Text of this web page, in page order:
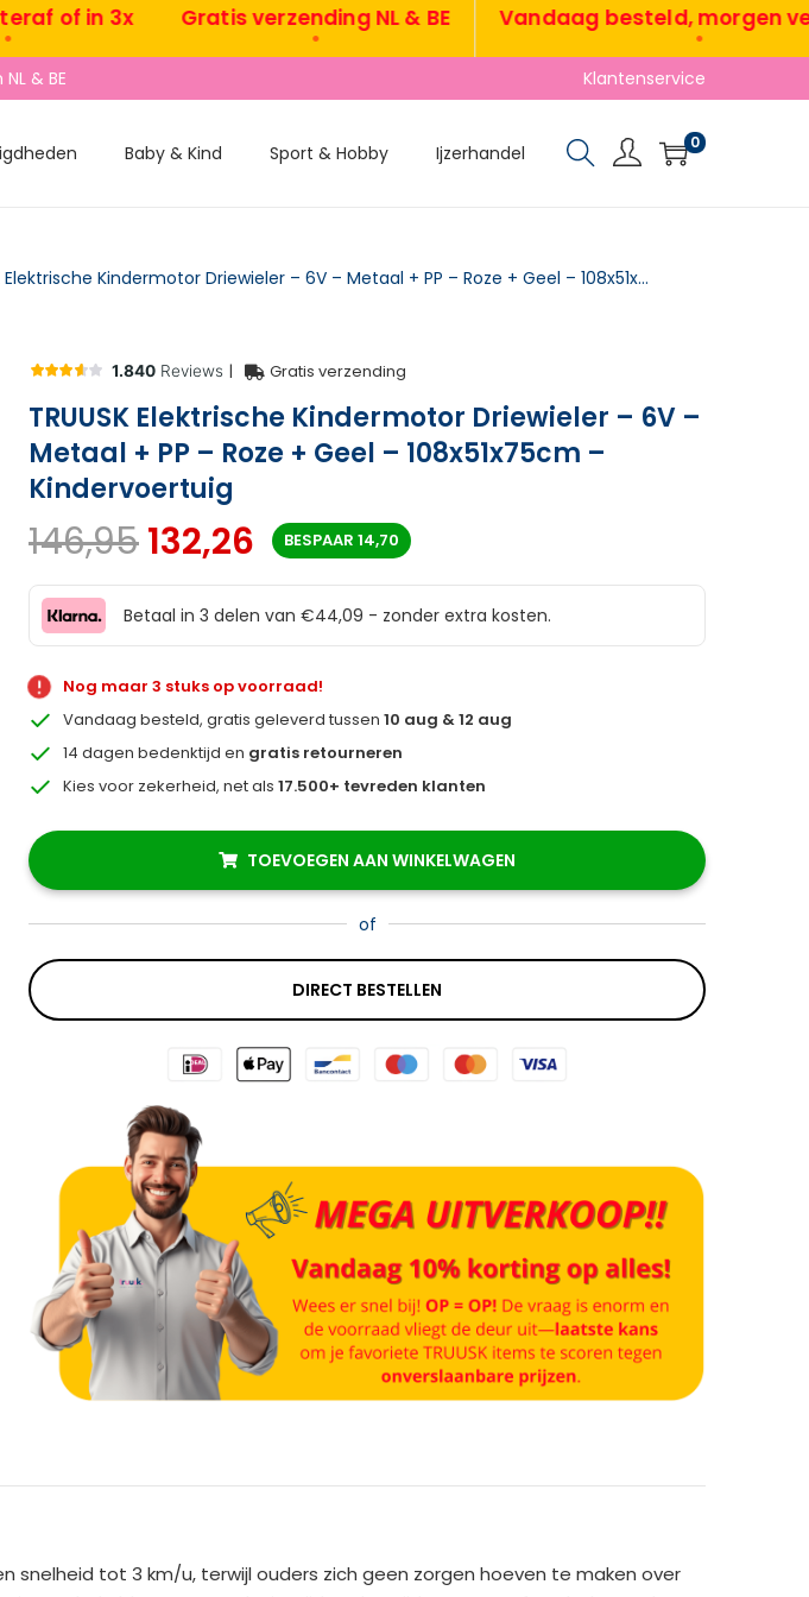
in 3x Gratis verzending NL & BE Vandaag besteld, morgen
& BE Klantenservice
Baby & Kind Sport & Hobby Ijzerhandel 0
TRUUSK Elektrische Kindermotor Driewieler – 6V – Metaal + PP – Roze + Geel – 108x51x75cm – Kindervoertuig
| Gratis verzending
TRUUSK Elektrische Kindermotor Driewieler – 6V –
Metaal + PP – Roze + Geel – 108x51x75cm –
Kindervoertuig
146,95132,26 BESPAAR 14,70
Betaal in 3 delen van €44,09 - zonder extra kosten.
Nog maar 3 stuks op voorraad!
Vandaag besteld, gratis geleverd tussen10 aug & 12 aug
14 dagen bedenktijd en gratis retourneren
Kies voor zekerheid, net als17.500+ tevreden klanten
TOEVOEGEN AAN WINKELWAGEN
of
DIRECT BESTELLEN
r
snelheid tot 3 km/u, terwijl ouders zich geen zorgen hoeven te maken over